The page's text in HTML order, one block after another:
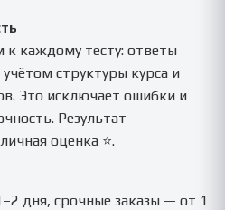
каждому тесту: ответы
структуры курса и
Это исключает ошибки и
Результат —
оценка ⭐.
дня, срочные заказы — от 1